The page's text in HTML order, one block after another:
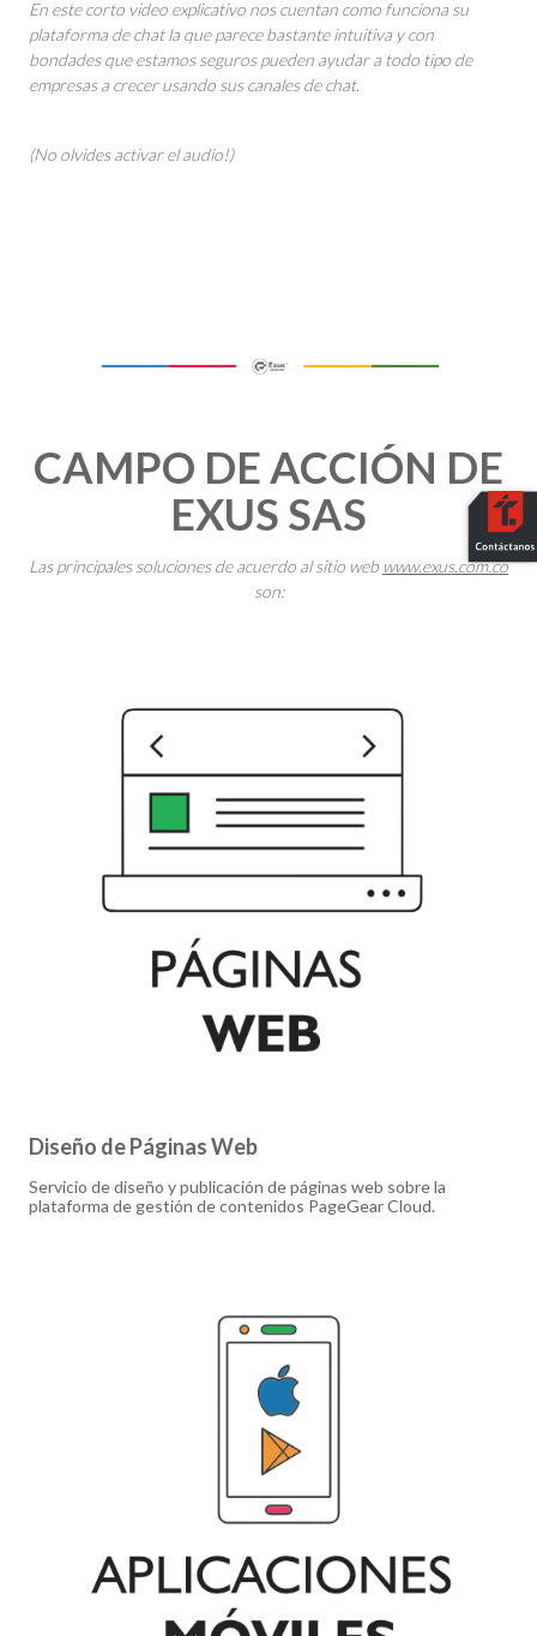
En este corto video explicativo nos cuentan como funciona su
plataforma de chat la que parece bastante intuitiva y con
bondades que estamos seguros pueden ayudar a todo tipo de
empresas a crecer usando sus canales de chat.
(No olvides activar el audio!)
CAMPO DE ACCIÓN DE
EXUS SAS
Las principales soluciones de acuerdo al sitio web www.exus.com.co
son:
Diseño de Páginas Web
Servicio de diseño y publicación de páginas web sobre la
plataforma de gestión de contenidos PageGear Cloud.